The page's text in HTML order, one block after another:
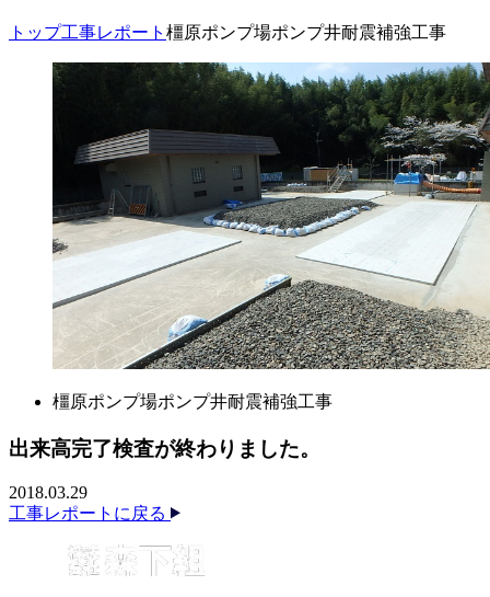
トップ工事レポート 橿原ポンプ場ポンプ井耐震補強工事
橿原ポンプ場ポンプ井耐震補強工事
出来高完了検査が終わりました。
2018.03.29
工事レポートに戻る